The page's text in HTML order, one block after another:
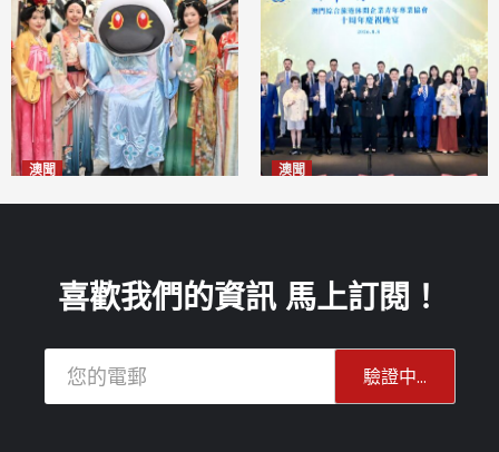
澳聞 澳聞
喜歡我們的資訊 馬上訂閱！